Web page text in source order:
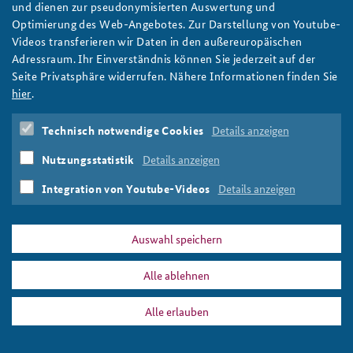
Anfahrt
Freundeskreis
Deutsches Forum Sicherheitspolitik
Arbeitskreis "Junge Sicherheitspolitiker"
Das Sicherheitspolitische Gespräch an der BAKS
Studierendenkonferenz Sicherheitspolitik gestalten
Newsletter-Archiv
und dienen zur pseudonymisierten Auswertung und
Optimierung des Web-Angebotes. Zur Darstellung von Youtube-
Videos transferieren wir Daten in den außereuropäischen
Adressraum. Ihr Einverständnis können Sie jederzeit auf der
Seite Privatsphäre widerrufen. Nähere Informationen finden Sie
hier.
Technisch notwendige Cookies Details anzeigen
Nutzungsstatistik Details anzeigen
Integration von Youtube-Videos Details anzeigen
Auswahl speichern
Alle ablehnen
Alle erlauben